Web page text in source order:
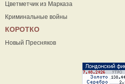
Цветметчик из Марказа
Криминальные войны
КОРОТКО
Новый Пресняков